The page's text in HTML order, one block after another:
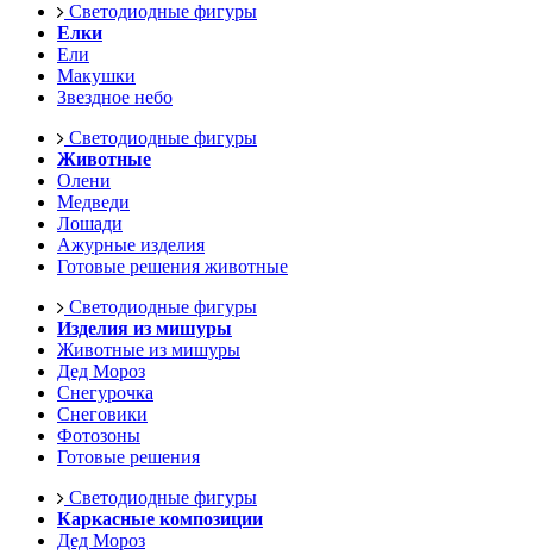
Светодиодные фигуры
Елки
Ели
Макушки
Звездное небо
Светодиодные фигуры
Животные
Олени
Медведи
Лошади
Ажурные изделия
Готовые решения животные
Светодиодные фигуры
Изделия из мишуры
Животные из мишуры
Дед Мороз
Снегурочка
Снеговики
Фотозоны
Готовые решения
Светодиодные фигуры
Каркасные композиции
Дед Мороз